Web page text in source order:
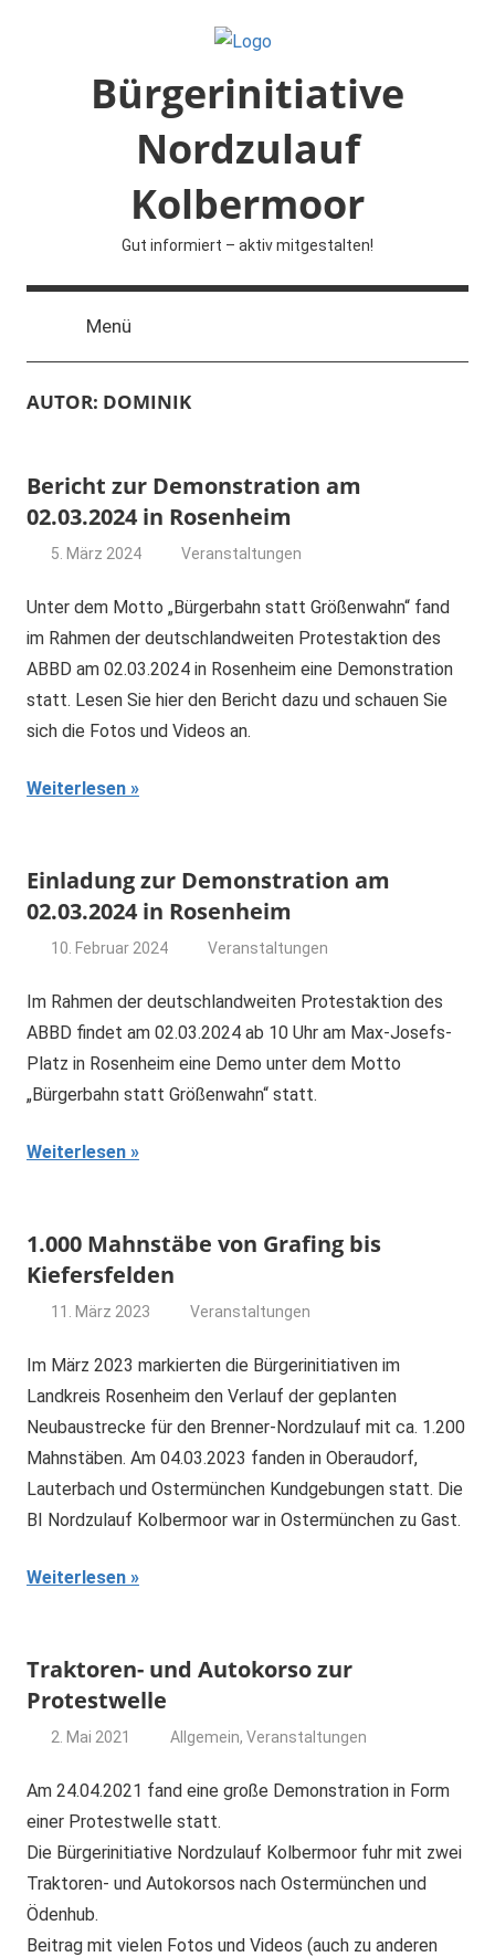
Bürgerinitiative
Nordzulauf
Kolbermoor
Gut informiert – aktiv mitgestalten!
Menü
AUTOR: DOMINIK
Bericht zur Demonstration am
02.03.2024 in Rosenheim
5. März 2024
Veranstaltungen
Unter dem Motto „Bürgerbahn statt Größenwahn“ fand
im Rahmen der deutschlandweiten Protestaktion des
ABBD am 02.03.2024 in Rosenheim eine Demonstration
statt. Lesen Sie hier den Bericht dazu und schauen Sie
sich die Fotos und Videos an.
Weiterlesen
Einladung zur Demonstration am
02.03.2024 in Rosenheim
10. Februar 2024
Veranstaltungen
Im Rahmen der deutschlandweiten Protestaktion des
ABBD findet am 02.03.2024 ab 10 Uhr am Max-Josefs-
Platz in Rosenheim eine Demo unter dem Motto
„Bürgerbahn statt Größenwahn“ statt.
Weiterlesen
1.000 Mahnstäbe von Grafing bis
Kiefersfelden
11. März 2023
Veranstaltungen
Im März 2023 markierten die Bürgerinitiativen im
Landkreis Rosenheim den Verlauf der geplanten
Neubaustrecke für den Brenner-Nordzulauf mit ca. 1.200
Mahnstäben. Am 04.03.2023 fanden in Oberaudorf,
Lauterbach und Ostermünchen Kundgebungen statt. Die
BI Nordzulauf Kolbermoor war in Ostermünchen zu Gast.
Weiterlesen
Traktoren- und Autokorso zur
Protestwelle
2. Mai 2021
Allgemein,Veranstaltungen
Am 24.04.2021 fand eine große Demonstration in Form
einer Protestwelle statt.
Die Bürgerinitiative Nordzulauf Kolbermoor fuhr mit zwei
Traktoren- und Autokorsos nach Ostermünchen und
Ödenhub.
Beitrag mit vielen Fotos und Videos (auch zu anderen